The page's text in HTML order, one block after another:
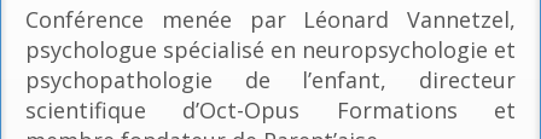
Conférence menée par Léonard Vannetzel,
psychologue spécialisé en neuropsychologie et
psychopathologie de l’enfant, directeur
scientifique d’Oct-Opus Formations et